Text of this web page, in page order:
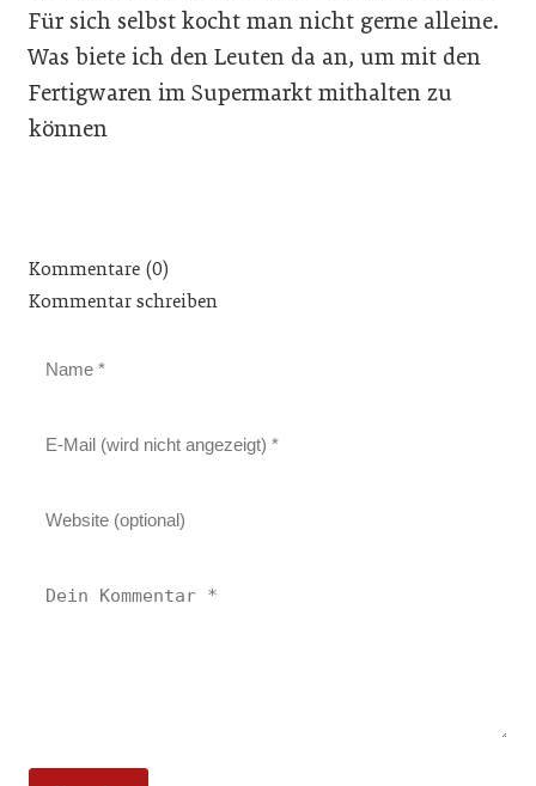
Für sich selbst kocht man nicht gerne alleine.
Was biete ich den Leuten da an, um mit den
Fertigwaren im Supermarkt mithalten zu
können
Kommentare (0)
Kommentar schreiben